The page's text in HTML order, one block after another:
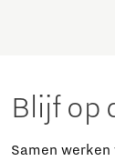
Blijf op
Samen